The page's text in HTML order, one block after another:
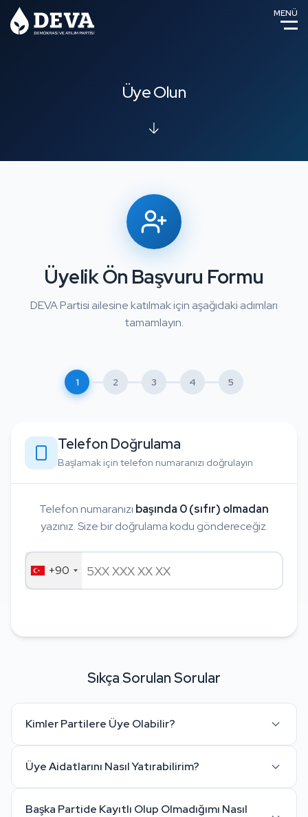
MENÜ
Üye Olun
Üyelik Ön Başvuru Formu
DEVA Partisi ailesine katılmak için aşağıdaki adımları
tamamlayın.
1 2 3 4 5
Telefon Doğrulama
Başlamak için telefon numaranızı doğrulayın
Telefon numaranızı başında 0 (sıfır) olmadan
yazınız. Size bir doğrulama kodu göndereceğiz.
+90
Sıkça Sorulan Sorular
Kimler Partilere Üye Olabilir?
Üye Aidatlarını Nasıl Yatırabilirim?
Başka Partide Kayıtlı Olup Olmadığımı Nasıl